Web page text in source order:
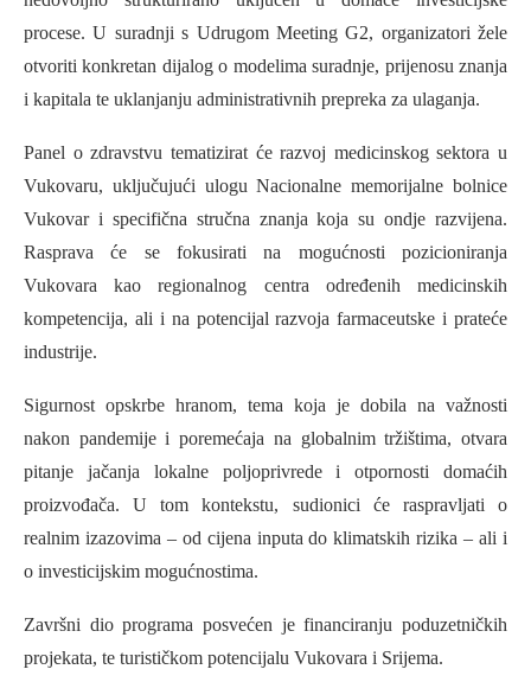
procese. U suradnji s Udrugom Meeting G2, organizatori žele
otvoriti konkretan dijalog o modelima suradnje, prijenosu znanja
i kapitala te uklanjanju administrativnih prepreka za ulaganja.
Panel o zdravstvu tematizirat će razvoj medicinskog sektora u
Vukovaru, uključujući ulogu Nacionalne memorijalne bolnice
Vukovar i specifična stručna znanja koja su ondje razvijena.
Rasprava će se fokusirati na mogućnosti pozicioniranja
Vukovara kao regionalnog centra određenih medicinskih
kompetencija, ali i na potencijal razvoja farmaceutske i prateće
industrije.
Sigurnost opskrbe hranom, tema koja je dobila na važnosti
nakon pandemije i poremećaja na globalnim tržištima, otvara
pitanje jačanja lokalne poljoprivrede i otpornosti domaćih
proizvođača. U tom kontekstu, sudionici će raspravljati o
realnim izazovima – od cijena inputa do klimatskih rizika – ali i
o investicijskim mogućnostima.
Završni dio programa posvećen je financiranju poduzetničkih
projekata, te turističkom potencijalu Vukovara i Srijema.